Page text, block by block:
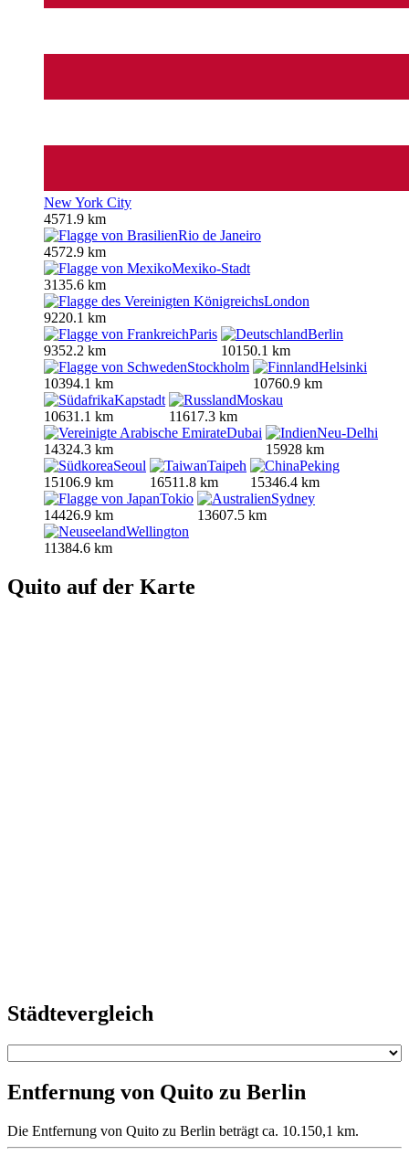
New York City
4571.9 km
Rio de Janeiro
4572.9 km
Mexiko-Stadt
3135.6 km
London
9220.1 km
Paris
9352.2 km
Berlin
10150.1 km
Stockholm
10394.1 km
Helsinki
10760.9 km
Kapstadt
10631.1 km
Moskau
11617.3 km
Dubai
14324.3 km
Neu-Delhi
15928 km
Seoul
15106.9 km
Taipeh
16511.8 km
Peking
15346.4 km
Tokio
14426.9 km
Sydney
13607.5 km
Wellington
11384.6 km
Quito auf der Karte
Städtevergleich
Entfernung von Quito zu Berlin
Die Entfernung von Quito zu Berlin beträgt ca. 10.150,1 km.